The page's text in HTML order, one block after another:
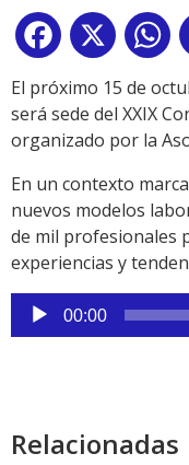
Facebook
X
El próximo 15 de
será sede del XXIX
organizado por la
En un contexto
nuevos modelos
de mil profesionales
experiencias y
Reproductor
de
00:00
Relacionadas